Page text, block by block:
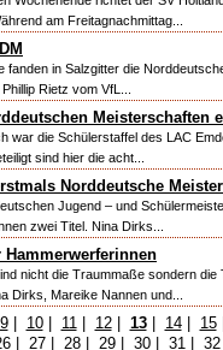
am Freitagnachmittag...
fanden in Salzgitter die
Rietz vom VfL...
Meisterschaften
war die Schülerstaffel des LAC
sind hier die acht...
Norddeutsche
Jugend – und
zwei Titel. Nina Dirks...
Hammerwerferinnen
nicht die Traummaße sondern die
Dirks, Mareike Nannen und...
9| 10| 11| 12| 13| 14| 15
| 27| 28| 29| 30| 31| 32